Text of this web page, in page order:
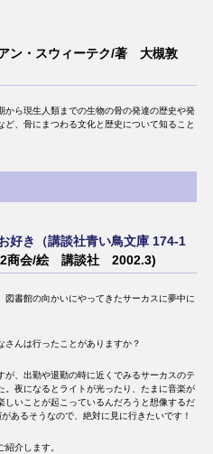
ン・スウィーテク/著 大槻敦
ら現生人類までの生物の骨の発達の歴史や発
、骨にまつわる文化と歴史について知ること
好き（講談社青い鳥文庫 174-1
商会/絵 講談社 2002.3)
図書館の向かいにやってきたサーカスに夢中に
んは行ったことがありますか？
、出勤や退勤の時に近くでみるサーカスのテ
。夜になるとライトが光ったり、たまに音楽が
しいことが起こっているんだろうと想像するだ
あるそうなので、絶対に見に行きたいです！
介します。